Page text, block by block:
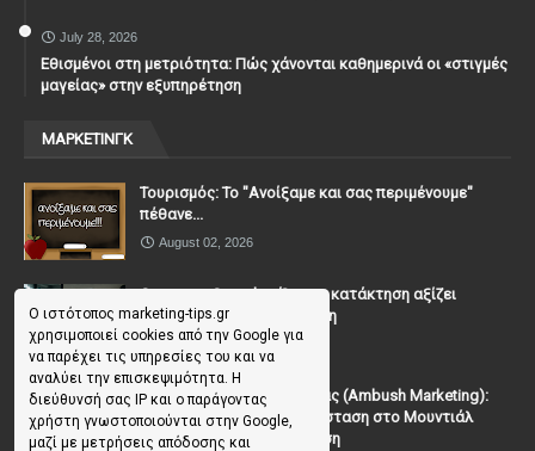
Ο ιστότοπος marketing-tips.gr
χρησιμοποιεί cookies από την Google για
να παρέχει τις υπηρεσίες του και να
αναλύει την επισκεψιμότητα. Η
διεύθυνσή σας IP και ο παράγοντας
χρήστη γνωστοποιούνται στην Google,
μαζί με μετρήσεις απόδοσης και
July 28, 2026
Εθισμένοι στη μετριότητα: Πώς χάνονται καθημερινά οι «στιγμές
μαγείας» στην εξυπηρέτηση
ΜΑΡΚΕΤΙΝΓΚ
Τουρισμός: Το "Ανοίξαμε και σας περιμένουμε"
πέθανε...
August 02, 2026
Casanova Complex: Όταν η κατάκτηση αξίζει
περισσότερο από τη σχέση
July 31, 2026
To Μάρκετινγκ της Ενέδρας (Ambush Marketing):
Πώς να κλέψεις την παράσταση στο Μουντιάλ
χωρίς (επίσημη) πρόσκληση